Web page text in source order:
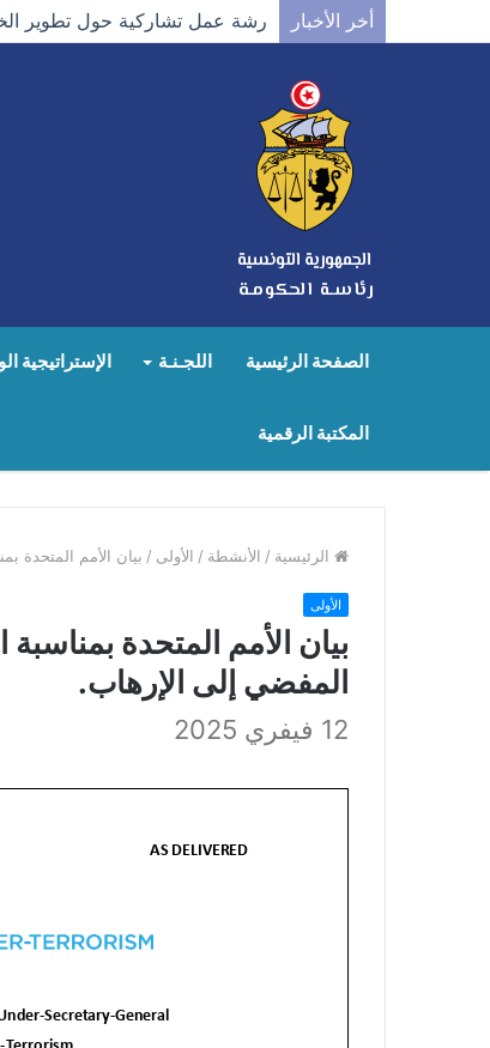
أخر الأخبار رشة عمل تشاركية حول تطوير
الصفحة الرئيسية اللجـنـة الإستراتيجية
المكتبة الرقمية
الرئيسية / الأنشطة / الأولى / بيان الأمم المتحدة
الأولى
بيان الأمم المتحدة
المفضي إلى الإرهاب.
12 فيفري 2025